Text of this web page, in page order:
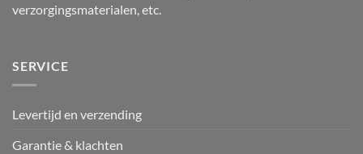
verzorgingsmaterialen, etc.
SERVICE
Levertijd en verzending
Garantie & klachten